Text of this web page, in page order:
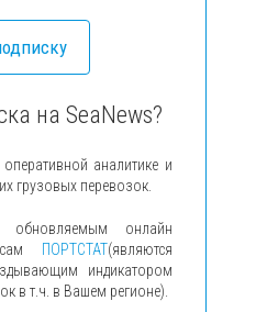
на SeaNews?
аналитике и
грузовых перевозок.
обновляемым онлайн
ПОРТСТАТ(являются
индикатором
в т.ч. в Вашем регионе).